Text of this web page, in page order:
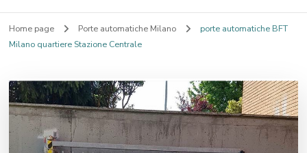
Home page Porte automatiche Milano
porte automatiche BFT
Milano quartiere Stazione Centrale